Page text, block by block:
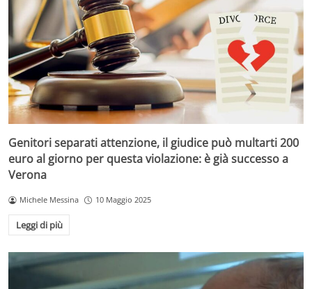
Genitori separati attenzione, il giudice può multarti 200
euro al giorno per questa violazione: è già successo a
Verona
Michele Messina 10 Maggio 2025
Leggi di più